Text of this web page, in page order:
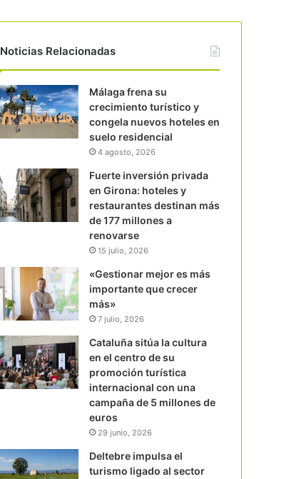
Noticias Relacionadas
Málaga frena su
crecimiento turístico y
congela nuevos hoteles en
suelo residencial
4 agosto, 2026
Fuerte inversión privada
en Girona: hoteles y
restaurantes destinan más
de 177 millones a
renovarse
15 julio, 2026
«Gestionar mejor es más
importante que crecer
más»
7 julio, 2026
Cataluña sitúa la cultura
en el centro de su
promoción turística
internacional con una
campaña de 5 millones de
euros
29 junio, 2026
Deltebre impulsa el
turismo ligado al sector